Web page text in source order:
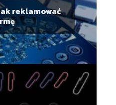
reklamować